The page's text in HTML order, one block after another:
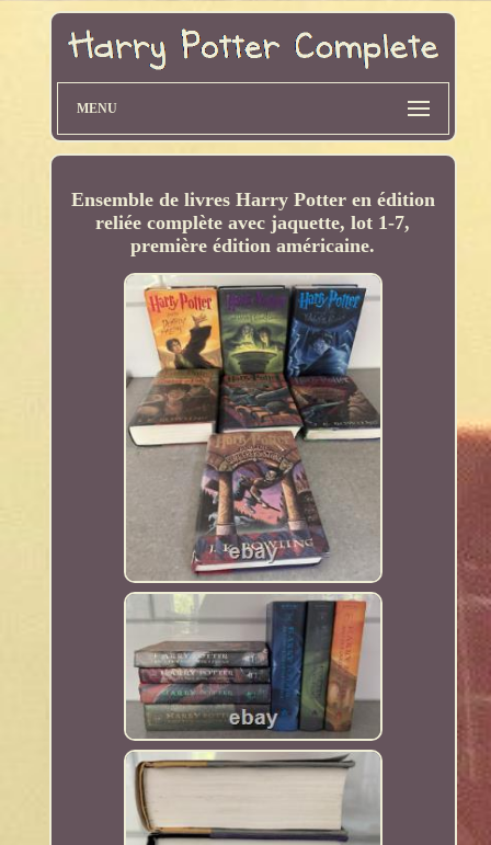
MENU
Ensemble de livres Harry Potter en édition
reliée complète avec jaquette, lot 1-7,
première édition américaine.